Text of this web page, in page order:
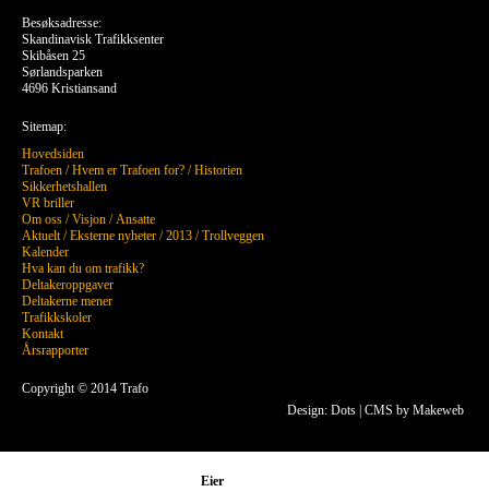
Design: Dots CMS by Makeweb
Besøksadresse:
Skandinavisk Trafikksenter
Skibåsen 25
Sørlandsparken
4696 Kristiansand
Sitemap:
Hovedsiden
Trafoen /Hvem er Trafoen for? /Historien
Sikkerhetshallen
VR briller
Om oss /Visjon /Ansatte
Aktuelt/Eksterne nyheter /2013 /Trollveggen
Kalender
Hva kan du om trafikk?
Deltakeroppgaver
Deltakerne mener
Trafikkskoler
Kontakt
Årsrapporter
Copyright © 2014 Trafo
Eier